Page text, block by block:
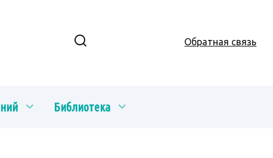
Обратная связь
Библиотека